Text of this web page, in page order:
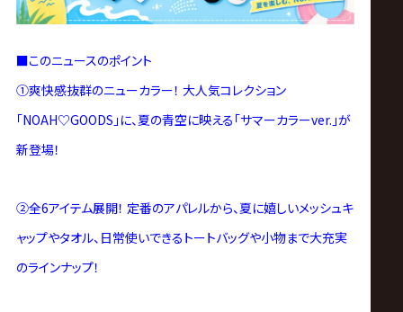
ノ
ア
公
式
サ
■このニュースのポイント
①爽快感抜群のニューカラー！ 大人気コレクション
「NOAH♡GOODS」に、夏の青空に映える「サマーカラーver.」が
新登場！
②全6アイテム展開！ 定番のアパレルから、夏に嬉しいメッシュキ
ャップやタオル、日常使いできるトートバッグや小物まで大充実
のラインナップ！